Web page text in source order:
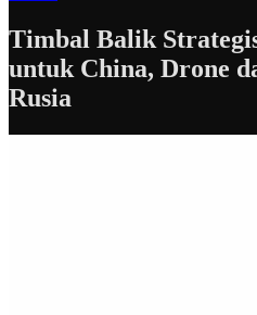
Timbal Balik
untuk China, Drone
Rusia